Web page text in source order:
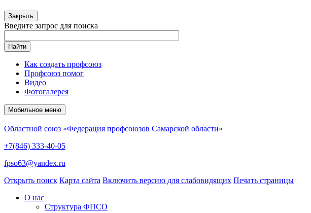
Закрыть
Введите запрос для поиска
Найти
Как создать профсоюз
Профсоюз помог
Видео
Фотогалерея
Мобильное меню
Областной союз «Федерация профсоюзов Самарской области»
+7(846) 333-40-05
fpso63@yandex.ru
Открыть поиск Карта сайта Включить версию для слабовидящих Печать страницы
О нас
Структура ФПСО